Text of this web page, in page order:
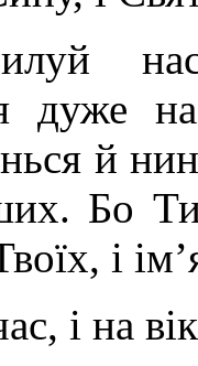
дуже
й
Бо
і
і на